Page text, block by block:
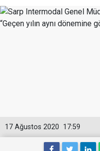
17:59
17 Ağustos 2020